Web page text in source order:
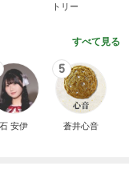
トリー
すべて見る
石 安伊
5
蒼井心音